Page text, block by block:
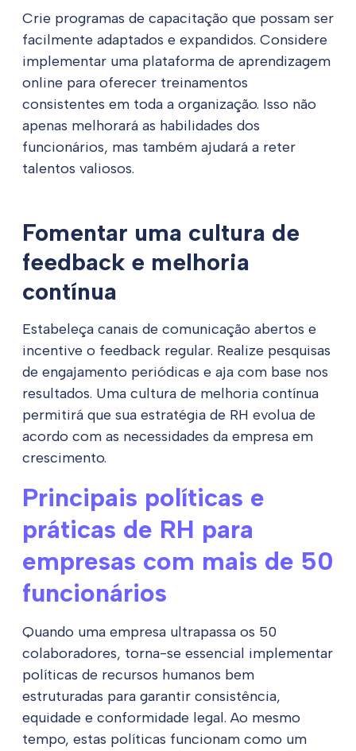
Crie programas de capacitação que possam ser
facilmente adaptados e expandidos. Considere
implementar uma plataforma de aprendizagem
online para oferecer treinamentos
consistentes em toda a organização. Isso não
apenas melhorará as habilidades dos
funcionários, mas também ajudará a reter
talentos valiosos.
Fomentar uma cultura de
feedback e melhoria
contínua
Estabeleça canais de comunicação abertos e
incentive o feedback regular. Realize pesquisas
de engajamento periódicas e aja com base nos
resultados. Uma cultura de melhoria contínua
permitirá que sua estratégia de RH evolua de
acordo com as necessidades da empresa em
crescimento.
Principais políticas e
práticas de RH para
empresas com mais de 50
funcionários
Quando uma empresa ultrapassa os 50
colaboradores, torna-se essencial implementar
políticas de recursos humanos bem
estruturadas para garantir consistência,
equidade e conformidade legal. Ao mesmo
tempo, estas políticas funcionam como um